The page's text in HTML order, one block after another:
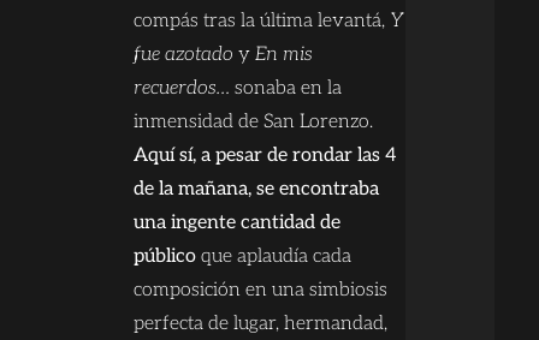
compás tras la última levantá, Y
fue azotado yEn mis
recuerdos… sonaba en la
inmensidad de San Lorenzo.
Aquí sí, a pesar de rondar las 4
de la mañana, se encontraba
una ingente cantidad de
público que aplaudía cada
composición en una simbiosis
perfecta de lugar, hermandad,